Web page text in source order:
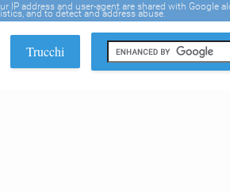
Trucchi
IP address and user-agent are shared with Google
and to detect and address abuse.